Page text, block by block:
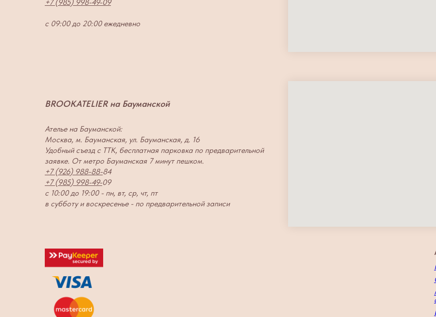
+7 (985) 998-49-09
с 09:00 до 20:00 ежедневно
BROOKATELIER на Бауманской
Ателье на Бауманской:
Москва, м. Бауманская, ул. Бауманская, д. 16
Удобный съезд с ТТК, бесплатная парковка по предварительной
заявке. От метро Бауманская 7 минут пешком.
+7 (926) 988-88-84
+7 (985) 998-49-09
с 10:00 до 19:00 - пн, вт, ср, чт, пт
в субботу и воскресенье - по предварительной записи